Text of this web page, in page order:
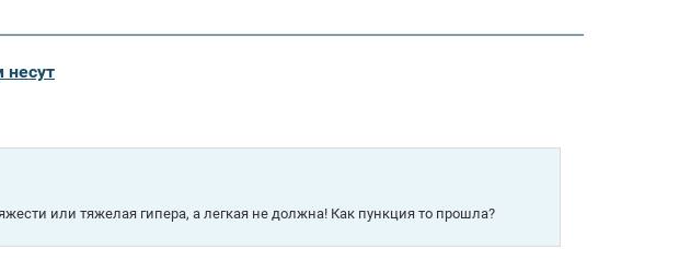
несут
или тяжелая гипера, а легкая не должна! Как пункция то прошла?